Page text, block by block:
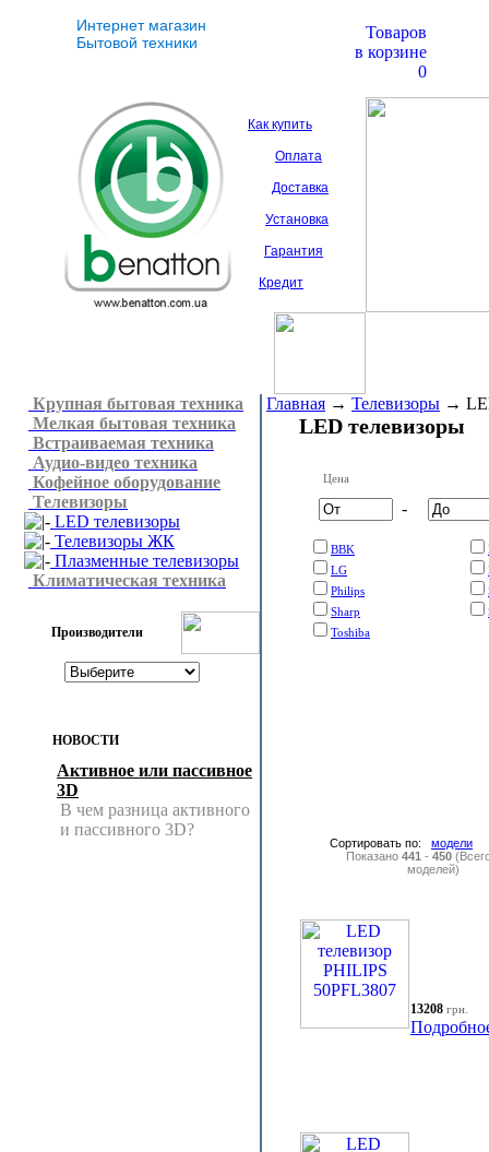
Интернет магазин
Бытовой техники
Товаров
в корзине
0
Как купить
Оплата
Доставка
Установка
Гарантия
Кредит
Крупная бытовая техника
Мелкая бытовая техника
Встраиваемая техника
Аудио-видео техника
Кофейное оборудование
Телевизоры
LED телевизоры
Телевизоры ЖК
Плазменные телевизоры
Климатическая техника
Производители
НОВОСТИ
Активное или пассивное
3D
В чем разница активного
и пассивного 3D?
Главная → Телевизоры →
LED телевизоры
Цена
-
BBK
LG
Philips
Sharp
Toshiba
Сортировать по: модели
Показано 441 - 450
моделей)
13208 грн.